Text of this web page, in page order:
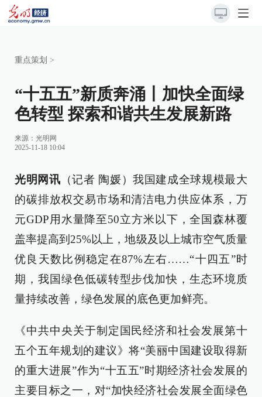
重点策划 >
“十五五”新质奔涌丨加快全面绿
色转型 探索和谐共生发展新路
来源： 光明网
2025-11-18 10:04
光明网讯 （记者 陶媛）我国建成全球规模最大
的碳排放权交易市场和清洁电力供应体系，万
元GDP用水量降至50立方米以下，全国森林覆
盖率提高到25%以上，地级及以上城市空气质量
优良天数比例稳定在87%左右……“十四五”时
期，我国绿色低碳转型步伐加快，生态环境质
量持续改善，绿色发展的底色更加鲜亮。
《中共中央关于制定国民经济和社会发展第十
五个五年规划的建议》将“美丽中国建设取得新
的重大进展”作为“十五五”时期经济社会发展的
主要目标之一，对“加快经济社会发展全面绿色